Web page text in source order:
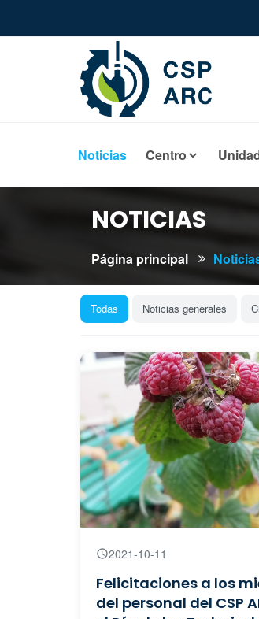
Noticias Centro
NOTICIAS
Página principal
Todas Noticias generales
2021-10-11
Felicitaciones a los
del personal del CSP